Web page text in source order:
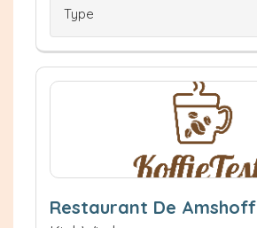
Type
Restaurant De Amshoff